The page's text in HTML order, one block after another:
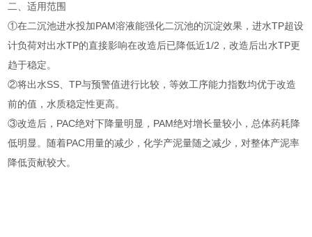
二、适用范围
①在二沉池进水投加PAM溶液能强化二沉池的沉淀效果，进水TP超设
计负荷对出水TP的直接影响在改造后已降低近1/2，改造后出水TP更
趋于稳定。
②将出水SS、TP与预警值进行比较，等效工序能力指数均优于改造
前的值，水质稳定性更高。
③改造后，PAC绝对下降量明显，PAM绝对增长量较小，总体药耗降
低明显。随着PAC用量的减少，化学产泥量随之减少，对整体产泥率
降低贡献较大。